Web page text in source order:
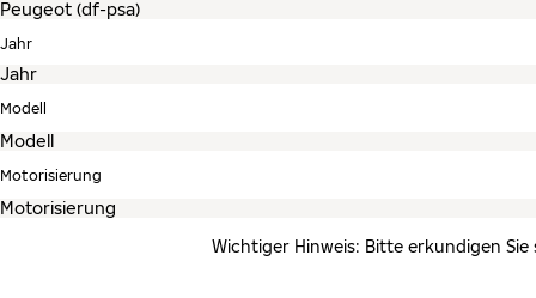
Jahr
Modell
Motorisierung
Wichtiger Hinweis: Bitte erkundigen